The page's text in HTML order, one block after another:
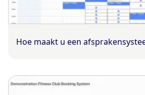
Hoe maakt u een